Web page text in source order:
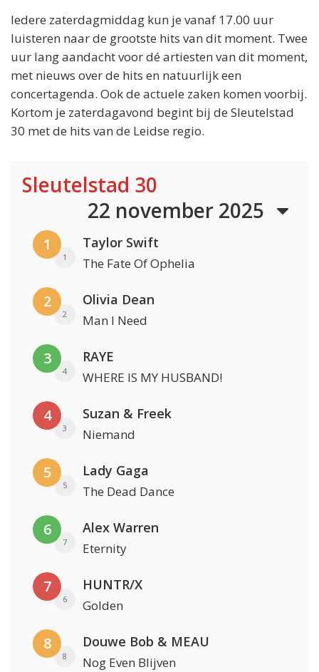
Iedere zaterdagmiddag kun je vanaf 17.00 uur
luisteren naar de grootste hits van dit moment. Twee
uur lang aandacht voor dé artiesten van dit moment,
met nieuws over de hits en natuurlijk een
concertagenda. Ook de actuele zaken komen voorbij.
Kortom je zaterdagavond begint bij de Sleutelstad
30 met de hits van de Leidse regio.
Sleutelstad 30
22 november 2025
1
1
Taylor Swift
The Fate Of Ophelia
2
2
Olivia Dean
Man I Need
3
4
RAYE
WHERE IS MY HUSBAND!
4
3
Suzan & Freek
Niemand
5
5
Lady Gaga
The Dead Dance
6
7
Alex Warren
Eternity
7
6
HUNTR/X
Golden
8
8
Douwe Bob & MEAU
Nog Even Blijven